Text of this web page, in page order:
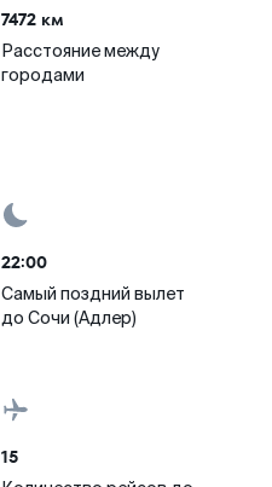
7472 км
Расстояние между
городами
22:00
Самый поздний вылет
до Сочи (Адлер)
15